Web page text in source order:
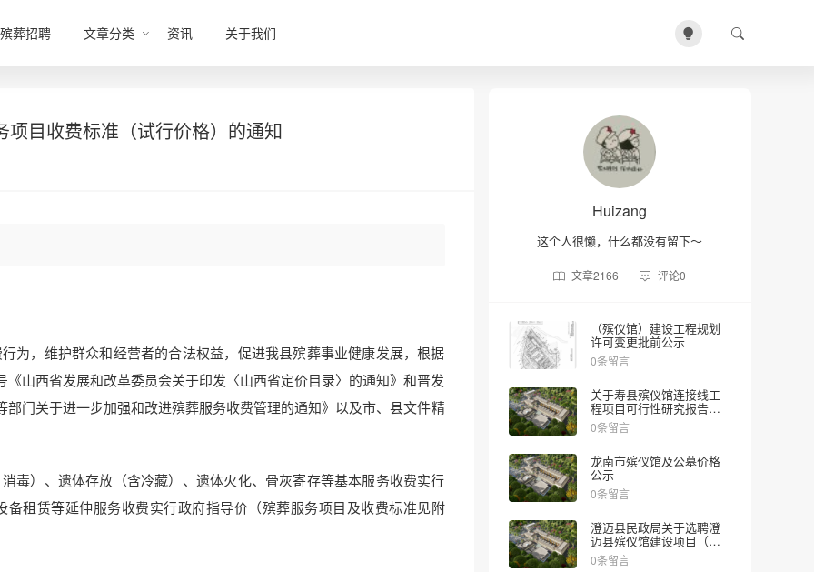
殡葬招聘 文章分类 资讯 关于我们
目收费标准（试行价格）的通知
为，维护群众和经营者的合法权益，促进我县殡葬事业健康发展，根据
山西省发展和改革委员会关于印发〈山西省定价目录〉的通知》和晋发
门关于进一步加强和改进殡葬服务收费管理的通知》以及市、县文件精
毒）、遗体存放（含冷藏）、遗体火化、骨灰寄存等基本服务收费实行
租赁等延伸服务收费实行政府指导价（殡葬服务项目及收费标准见附
Huizang
这个人很懒，什么都没有留下～
文章2166 评论0
（殡仪馆）建设工程规划
许可变更批前公示
0条留言
关于寿县殡仪馆连接线工
程项目可行性研究报告的
批复
0条留言
龙南市殡仪馆及公墓价格
公示
0条留言
澄迈县民政局关于选聘澄
迈县殡仪馆建设项目（一
期）社会稳定风险评估机
构的公告
0条留言